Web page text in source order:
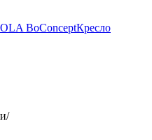
BoConceptКресло
/